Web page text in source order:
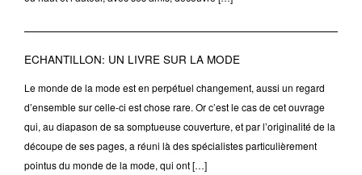
ECHANTILLON: UN LIVRE SUR LA MODE
Le monde de la mode est en perpétuel changement, aussi un regard
d’ensemble sur celle-ci est chose rare. Or c’est le cas de cet ouvrage
qui, au diapason de sa somptueuse couverture, et par l’originalité de la
découpe de ses pages, a réuni là des spécialistes particulièrement
pointus du monde de la mode, qui ont […]